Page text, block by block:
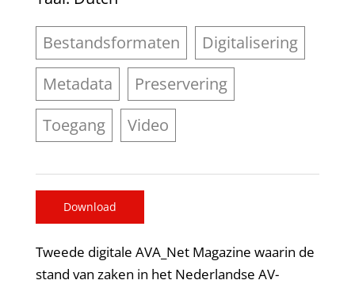
Bestandsformaten
Digitalisering
Metadata
Preservering
Toegang
Video
Download
Tweede digitale AVA_Net Magazine waarin de
stand van zaken in het Nederlandse AV-